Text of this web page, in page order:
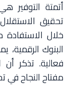
أتمتة
تحقيق
خلال الاستفادة
البنوك الرقمية،
فعالية. تذكر أن
مفتاح النجاح في